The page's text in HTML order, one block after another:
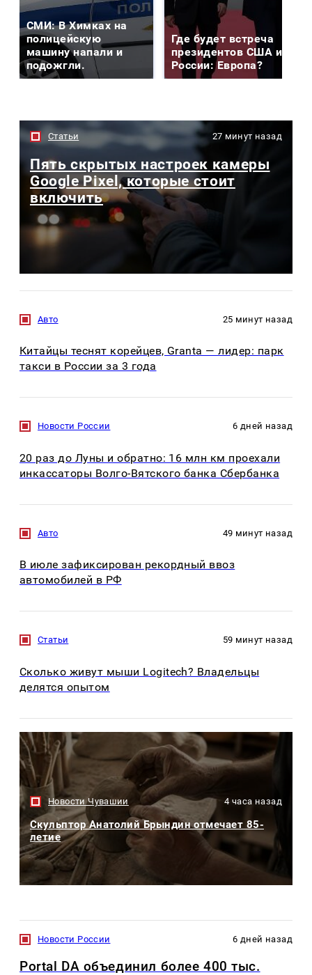
СМИ: В Химках на
полицейскую
машину напали и
подожгли.
Где будет встреча
президентов США и
России: Европа?
Статьи 27 минут назад
Пять скрытых настроек камеры
Google Pixel, которые стоит
включить
Авто 25 минут назад
Китайцы теснят корейцев, Granta — лидер: парк
такси в России за 3 года
Новости России 6 дней назад
20 раз до Луны и обратно: 16 млн км проехали
инкассаторы Волго-Вятского банка Сбербанка
Авто 49 минут назад
В июле зафиксирован рекордный ввоз
автомобилей в РФ
Статьи 59 минут назад
Сколько живут мыши Logitech? Владельцы
делятся опытом
Новости Чувашии 4 часа назад
Скульптор Анатолий Брындин отмечает 85-
летие
Новости России 6 дней назад
Portal DA объединил более 400 тыс.